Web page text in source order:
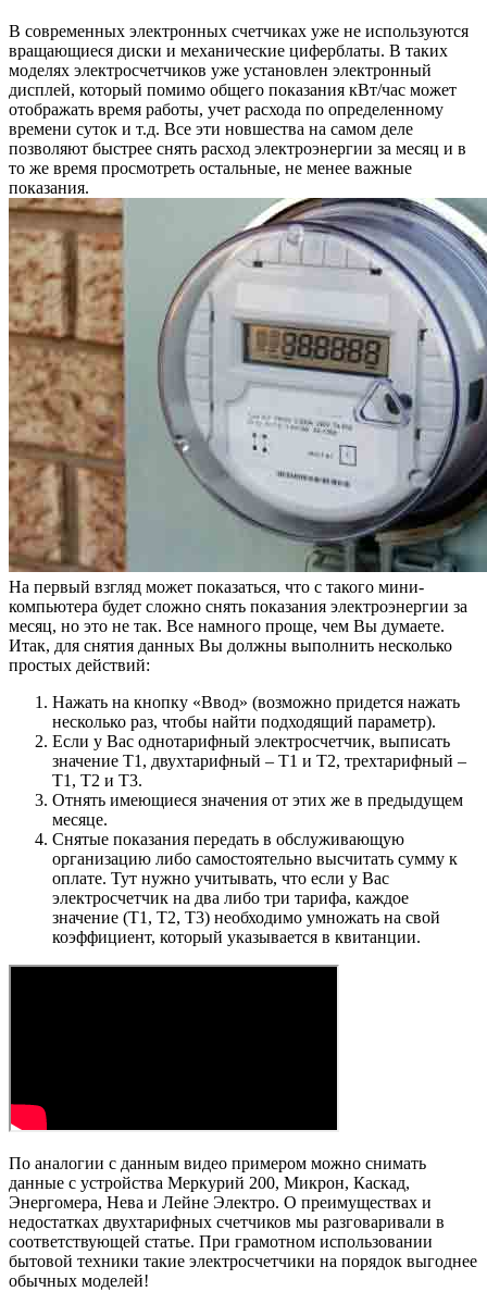
В современных электронных счетчиках уже не используются
вращающиеся диски и механические циферблаты. В таких
моделях электросчетчиков уже установлен электронный
дисплей, который помимо общего показания кВт/час может
отображать время работы, учет расхода по определенному
времени суток и т.д. Все эти новшества на самом деле
позволяют быстрее снять расход электроэнергии за месяц и в
то же время просмотреть остальные, не менее важные
показания.
На первый взгляд может показаться, что с такого мини-
компьютера будет сложно снять показания электроэнергии за
месяц, но это не так. Все намного проще, чем Вы думаете.
Итак, для снятия данных Вы должны выполнить несколько
простых действий:
Нажать на кнопку «Ввод» (возможно придется нажать
несколько раз, чтобы найти подходящий параметр).
Если у Вас однотарифный электросчетчик, выписать
значение Т1, двухтарифный – Т1 и Т2, трехтарифный –
Т1, Т2 и Т3.
Отнять имеющиеся значения от этих же в предыдущем
месяце.
Снятые показания передать в обслуживающую
организацию либо самостоятельно высчитать сумму к
оплате. Тут нужно учитывать, что если у Вас
электросчетчик на два либо три тарифа, каждое
значение (Т1, Т2, Т3) необходимо умножать на свой
коэффициент, который указывается в квитанции.
По аналогии с данным видео примером можно снимать
данные с устройства Меркурий 200, Микрон, Каскад,
Энергомера, Нева и Лейне Электро. О преимуществах и
недостатках двухтарифных счетчиков мы разговаривали в
соответствующей статье. При грамотном использовании
бытовой техники такие электросчетчики на порядок выгоднее
обычных моделей!